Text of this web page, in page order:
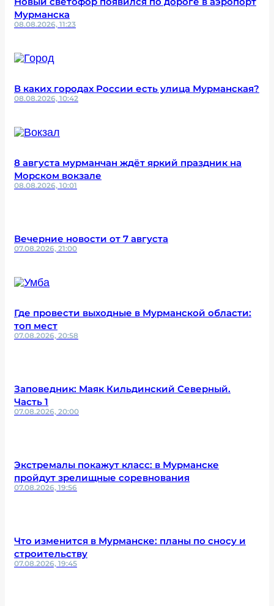
Мурманска
08.08.2026, 11:23
В каких городах России есть улица Мурманская?
08.08.2026, 10:42
8 августа мурманчан ждёт яркий праздник на
Морском вокзале
08.08.2026, 10:01
Вечерние новости от 7 августа
07.08.2026, 21:00
Где провести выходные в Мурманской области:
топ мест
07.08.2026, 20:58
Заповедник: Маяк Кильдинский Северный.
Часть 1
07.08.2026, 20:00
Экстремалы покажут класс: в Мурманске
пройдут зрелищные соревнования
07.08.2026, 19:56
Что изменится в Мурманске: планы по сносу и
строительству
07.08.2026, 19:45